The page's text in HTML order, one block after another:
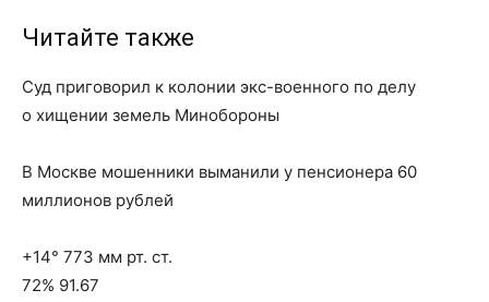
Читайте также
Суд приговорил к колонии экс-военного по делу
о хищении земель Минобороны
В Москве мошенники выманили у пенсионера 60
миллионов рублей
+14° 773 мм рт. ст.
72% 91.67